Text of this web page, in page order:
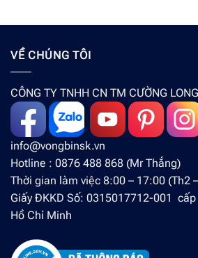
VỀ CHÚNG TÔI
CÔNG TY TNHH CN TM CƯỜNG LONG
info@vongbinsk.vn
Hotline : 0876 488 868 (Mr Thắng)
Thời gian làm việc 8:00 – 17:00 (Th2
Giấy ĐKKD Số: 0315017712-001
Hồ Chí Minh